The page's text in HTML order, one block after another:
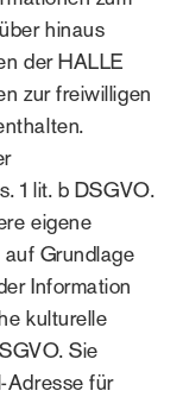
hinaus
der HALLE
zur freiwilligen
1 lit. b DSGVO.
eigene
Grundlage
Information
kulturelle
Sie
Adresse für